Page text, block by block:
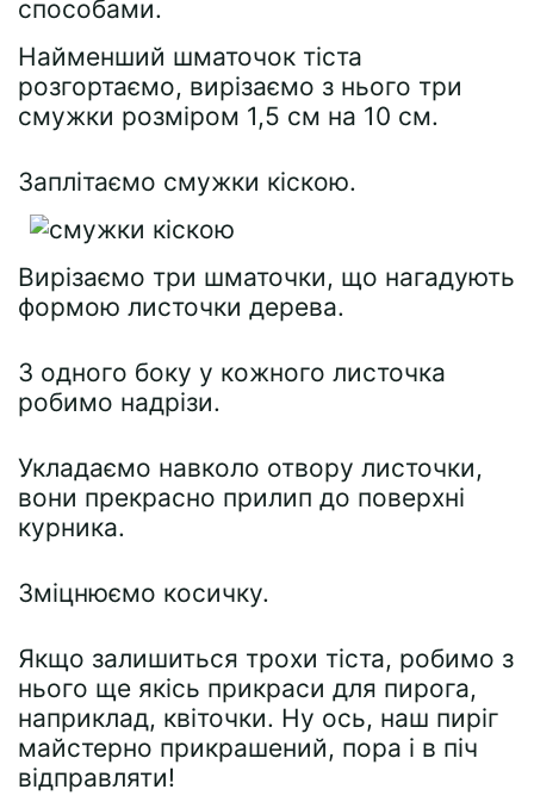
способами.
Найменший шматочок тіста
розгортаємо, вирізаємо з нього три
смужки розміром 1,5 см на 10 см.
Заплітаємо смужки кіскою.
Вирізаємо три шматочки, що нагадують
формою листочки дерева.
З одного боку у кожного листочка
робимо надрізи.
Укладаємо навколо отвору листочки,
вони прекрасно прилип до поверхні
курника.
Зміцнюємо косичку.
Якщо залишиться трохи тіста, робимо з
нього ще якісь прикраси для пирога,
наприклад, квіточки. Ну ось, наш пиріг
майстерно прикрашений, пора і в піч
відправляти!